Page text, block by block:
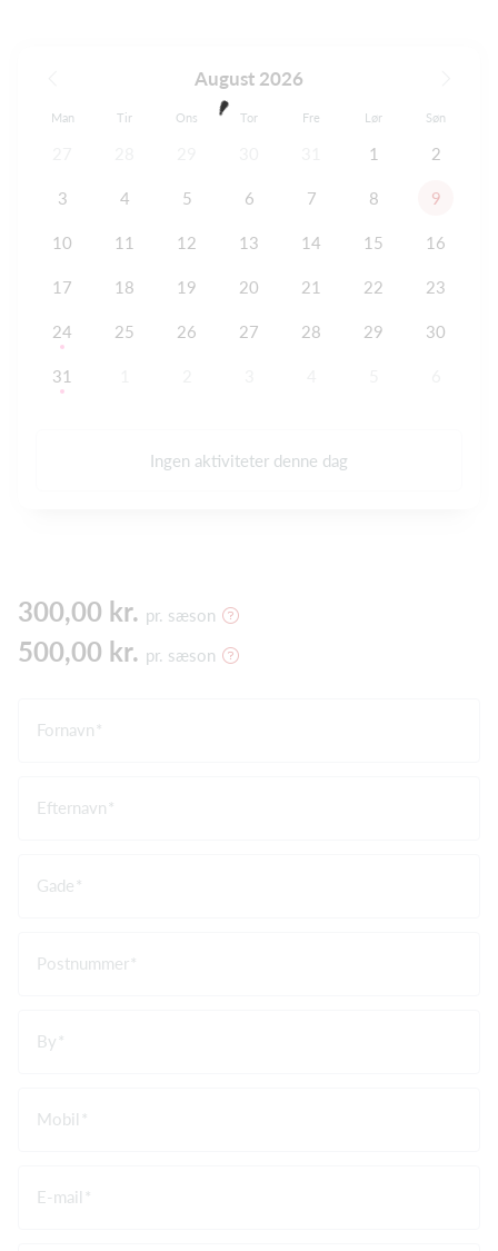
August 2026
Man Tir Ons Tor Fre Lør Søn
1 2
3 4 5 6 7 8 9
10 11 12 13 14 15 16
17 18 19 20 21 22 23
24 25 26 27 28 29 30
31
Ingen aktiviteter denne dag
300,00 kr. pr. sæson
500,00 kr. pr. sæson
Fornavn
Efternavn
Gade
Postnummer
By
Mobil
E-mail